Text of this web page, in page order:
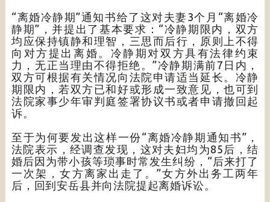
“离婚冷静期”通知书给了这对夫妻3个月“离婚冷
静期”，并提出了基本要求：“冷静期限内，双方
均应保持镇静和理智，三思而后行，原则上不得
向对方提出离婚。冷静期对双方具有法律约束
力，无正当理由不得拒绝。”冷静期满前7日内，
双方可根据有关情况向法院申请适当延长。冷静
期限内，若双方已和好或形成一致意见，也可到
法院家事少年审判庭签署协议书或者申请撤回起
诉。
至于为何要发出这样一份“离婚冷静期通知书”，
法院表示，经调查发现，这对夫妇均为85后，结
婚后因为带小孩等琐事时常发生纠纷，“后来打了
一次架，女方离家出走了。”女方外出务工两年
后，回到安岳县并向法院提起离婚诉讼。